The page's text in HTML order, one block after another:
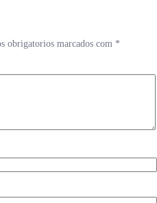
obrigatorios marcados com *